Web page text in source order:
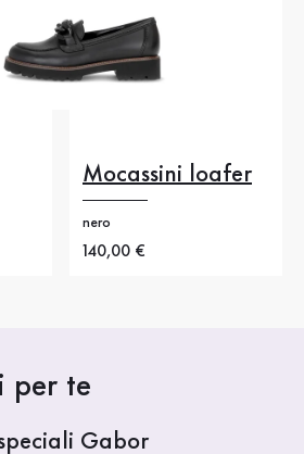
Mocassini loafer
nero
Nuovo prezzo
140,00 €
per te
Gabor